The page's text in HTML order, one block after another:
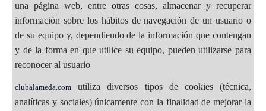
una página web, entre otras cosas, almacenar y recuperar
información sobre los hábitos de navegación de un usuario o
de su equipo y, dependiendo de la información que contengan
y de la forma en que utilice su equipo, pueden utilizarse para
reconocer al usuario
clubalameda.com utiliza diversos tipos de cookies (técnica,
analíticas y sociales) únicamente con la finalidad de mejorar la